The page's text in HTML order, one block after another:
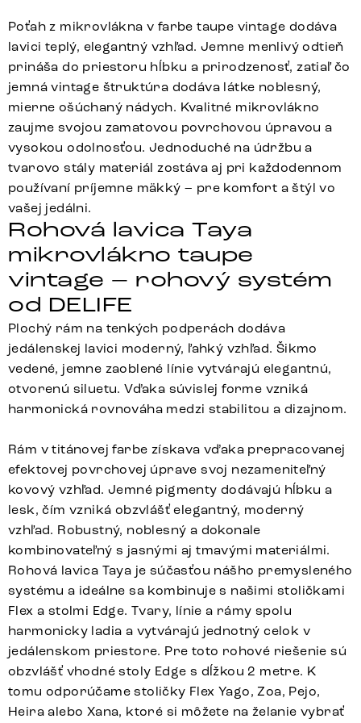
Poťah z mikrovlákna v farbe taupe vintage dodáva
lavici teplý, elegantný vzhľad. Jemne menlivý odtieň
prináša do priestoru hĺbku a prirodzenosť, zatiaľ čo
jemná vintage štruktúra dodáva látke noblesný,
mierne ošúchaný nádych. Kvalitné mikrovlákno
zaujme svojou zamatovou povrchovou úpravou a
vysokou odolnosťou. Jednoduché na údržbu a
tvarovo stály materiál zostáva aj pri každodennom
používaní príjemne mäkký – pre komfort a štýl vo
vašej jedálni.
Rohová lavica Taya
mikrovlákno taupe
vintage – rohový systém
od DELIFE
Plochý rám na tenkých podperách dodáva
jedálenskej lavici moderný, ľahký vzhľad. Šikmo
vedené, jemne zaoblené línie vytvárajú elegantnú,
otvorenú siluetu. Vďaka súvislej forme vzniká
harmonická rovnováha medzi stabilitou a dizajnom.
Rám v titánovej farbe získava vďaka prepracovanej
efektovej povrchovej úprave svoj nezameniteľný
kovový vzhľad. Jemné pigmenty dodávajú hĺbku a
lesk, čím vzniká obzvlášť elegantný, moderný
vzhľad. Robustný, noblesný a dokonale
kombinovateľný s jasnými aj tmavými materiálmi.
Rohová lavica Taya je súčasťou nášho premysleného
systému a ideálne sa kombinuje s našimi stoličkami
Flex a stolmi Edge. Tvary, línie a rámy spolu
harmonicky ladia a vytvárajú jednotný celok v
jedálenskom priestore. Pre toto rohové riešenie sú
obzvlášť vhodné stoly Edge s dĺžkou 2 metre. K
tomu odporúčame stoličky Flex Yago, Zoa, Pejo,
Heira alebo Xana, ktoré si môžete na želanie vybrať